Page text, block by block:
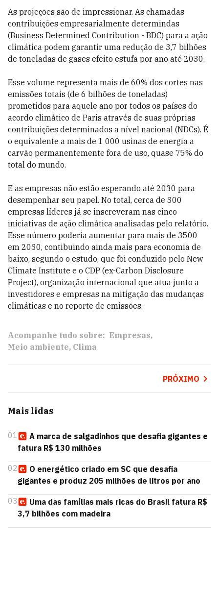
As projeções são de impressionar. As chamadas
contribuições empresarialmente determindas
(Business Determined Contribution - BDC) para a ação
climática podem garantir uma redução de 3,7 bilhões
de toneladas de gases efeito estufa por ano até 2030.
Esse volume representa mais de 60% dos cortes nas
emissões totais (de 6 bilhões de toneladas)
prometidos para aquele ano por todos os países do
acordo climático de Paris através de suas próprias
contribuições determinados a nível nacional (NDCs). É
o equivalente a mais de 1 000 usinas de energia a
carvão permanentemente fora de uso, quase 75% do
total do mundo.
E as empresas não estão esperando até 2030 para
desempenhar seu papel. No total, cerca de 300
empresas líderes já se inscreveram nas cinco
iniciativas de ação climática analisadas pelo relatório.
Esse número poderia aumentar para mais de 3500
em 2030, contibuindo ainda mais para economia de
baixo, segundo o estudo, que foi conduzido pelo New
Climate Institute e o CDP (ex-Carbon Disclosure
Project), organização internacional que atua junto a
investidores e empresas na mitigação das mudanças
climáticas e no reporte de emissões.
Acompanhe tudo sobre: Empresas
Meio ambiente Clima
PRÓXIMO
Mais lidas
01
A marca de salgadinhos que desafia gigantes e
fatura R$ 130 milhões
02
O energético criado em SC que desafia
gigantes e produz 205 milhões de litros por ano
03
Uma das famílias mais ricas do Brasil fatura R$
3,7 bilhões com madeira